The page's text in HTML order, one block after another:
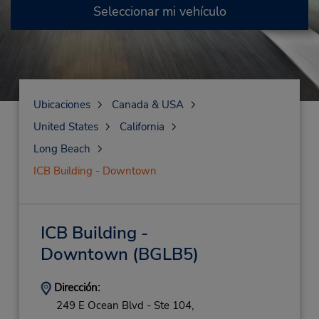
Seleccionar mi vehículo
Ubicaciones
Canada & USA
United States
California
Long Beach
ICB Building - Downtown
ICB Building -
Downtown (BGLB5)
Dirección:
249 E Ocean Blvd - Ste 104,